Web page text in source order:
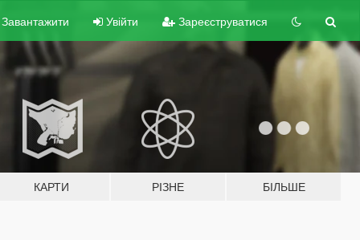
Увійти Зареєструватися
КАРТИ РІЗНЕ БІЛЬШЕ